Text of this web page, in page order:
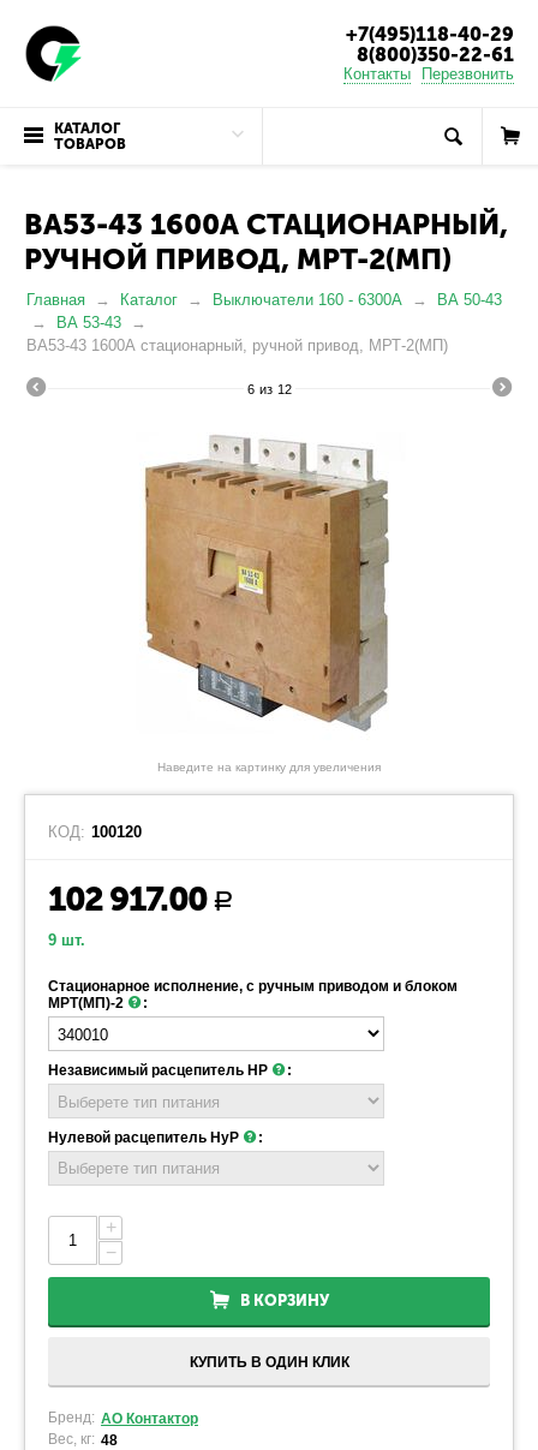
+7(495)118-40-29
8(800)350-22-61
Контакты Перезвонить
КАТАЛОГ
ТОВАРОВ
ВА53-43 1600А СТАЦИОНАРНЫЙ,
РУЧНОЙ ПРИВОД, МРТ-2(МП)
Главная Каталог Выключатели 160 - 6300А
ВА 50-43
ВА 53-43
ВА53-43 1600А стационарный, ручной привод, МРТ-2(МП)
6 из 12
Наведите на картинку для увеличения
КОД: 100120
102 917.00 Р
9 шт.
Стационарное исполнение, с ручным приводом и блоком
МРТ(МП)-2
:
Независимый расцепитель НР :
Нулевой расцепитель НуР :
+
−
В КОРЗИНУ
КУПИТЬ В ОДИН КЛИК
Бренд: АО Контактор
Вес, кг: 48